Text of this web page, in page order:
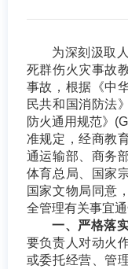
为深刻汲取
死群伤火灾事故
事故，根据《中
民共和国消防法
防火通用规范》
准规定，经商教
通运输部、商务
体育总局、国家
国家文物局同意
全管理有关事宜通
一、严格落
要负责人对动火
或委托经营、管